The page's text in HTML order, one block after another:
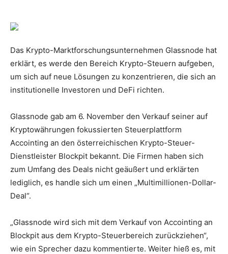
Das Krypto-Marktforschungsunternehmen Glassnode hat
erklärt, es werde den Bereich Krypto-Steuern aufgeben,
um sich auf neue Lösungen zu konzentrieren, die sich an
institutionelle Investoren und DeFi richten.
Glassnode gab am 6. November den Verkauf seiner auf
Kryptowährungen fokussierten Steuerplattform
Accointing an den österreichischen Krypto-Steuer-
Dienstleister Blockpit bekannt. Die Firmen haben sich
zum Umfang des Deals nicht geäußert und erklärten
lediglich, es handle sich um einen „Multimillionen-Dollar-
Deal“.
„Glassnode wird sich mit dem Verkauf von Accointing an
Blockpit aus dem Krypto-Steuerbereich zurückziehen“,
wie ein Sprecher dazu kommentierte. Weiter hieß es, mit